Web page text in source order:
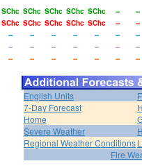
SChc SChc SChc SChc SChc -- --
SChc SChc SChc SChc SChc -- --
-- -- -- -- -- -- --
-- -- -- -- -- -- --
-- -- -- -- -- -- --
English Units
7-Day Forecast
Home
Severe Weather
Regional Weather Conditions
Fire